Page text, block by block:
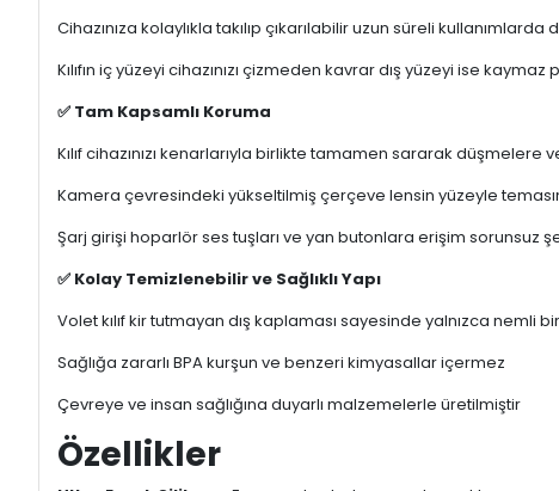
Cihazınıza kolaylıkla takılıp çıkarılabilir uzun süreli
Kılıfın iç yüzeyi cihazınızı çizmeden kavrar dış yüzeyi ise
✅ Tam Kapsamlı Koruma
Kılıf cihazınızı kenarlarıyla birlikte tamamen sararak
Kamera çevresindeki yükseltilmiş çerçeve lensin yüzeyle
Şarj girişi hoparlör ses tuşları ve yan butonlara erişim sorunsuz
✅ Kolay Temizlenebilir ve Sağlıklı Yapı
Volet kılıf kir tutmayan dış kaplaması sayesinde yalnızca nemli
Sağlığa zararlı BPA kurşun ve benzeri kimyasallar içermez
Çevreye ve insan sağlığına duyarlı malzemelerle üretilmiştir
Özellikler